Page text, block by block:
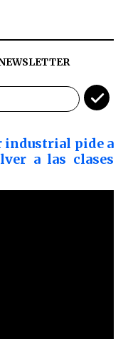
industrial pide a
a las clases